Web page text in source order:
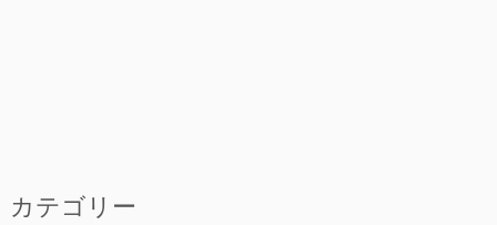
カテゴリー